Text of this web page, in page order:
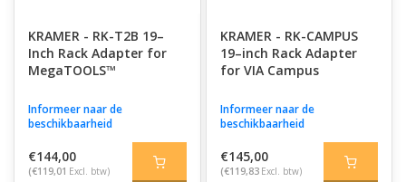
KRAMER - RK-T2B 19–
Inch Rack Adapter for
MegaTOOLS™
Informeer naar de
beschikbaarheid
€144,00
(€119,01 Excl. btw)
KRAMER - RK-CAMPUS
19–inch Rack Adapter
for VIA Campus
Informeer naar de
beschikbaarheid
€145,00
(€119,83 Excl. btw)